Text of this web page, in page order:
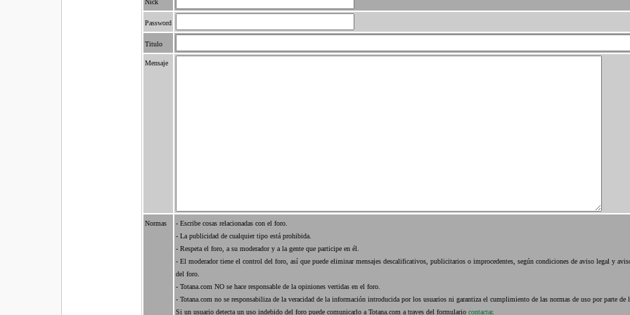
Nick
Password
Titulo
Mensaje
Normas
- Escribe cosas relacionadas con el foro.
- La publicidad de cualquier tipo está prohibida.
- Respeta el foro, a su moderador y a la gente que participe en él.
- El moderador tiene el control del foro, así que puede eliminar mensajes descalificativos, publicitarios o improcedentes, según condiciones de aviso legal y
del foro.
- Totana.com NO se hace responsable de la opiniones vertidas en el foro.
- Totana.com no se responsabiliza de la veracidad de la información introducida por los usuarios ni garantiza el cumplimiento de las normas de uso por parte de
Si un usuario detecta un uso indebido del foro puede comunicarlo a Totana.com a traves del formulariocontactar.